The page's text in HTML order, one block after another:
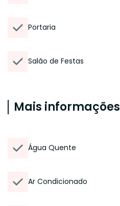
Portaria
Salão de Festas
Mais informações
Água Quente
Ar Condicionado